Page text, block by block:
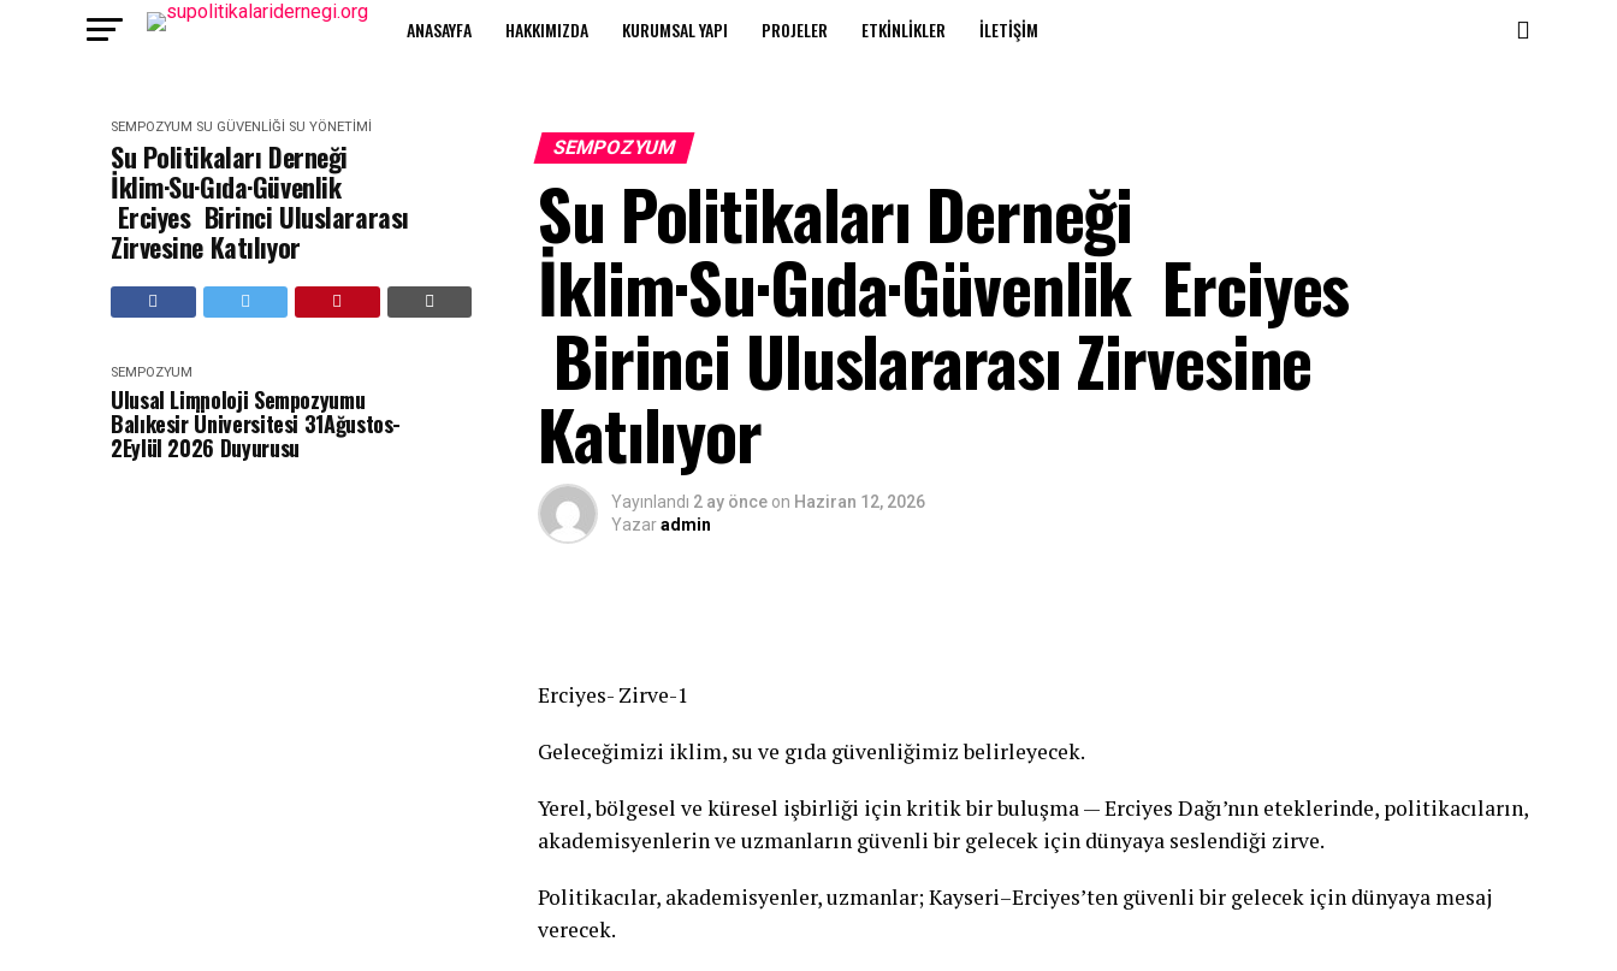
ANASAYFA HAKKIMIZDA KURUMSAL YAPI PROJELER ETKINLIKLER İLETIŞIM
SEMPOZYUM SU GÜVENLIĞI SU YÖNETIMI
Su Politikaları Derneği
İklim·Su·Gıda·Güvenlik
Erciyes Birinci Uluslararası
Zirvesine Katılıyor
SEMPOZYUM
Ulusal Limnoloji Sempozyumu
Balıkesir Üniversitesi 31Ağustos-
2Eylül 2026 Duyurusu
SEMPOZYUM
Su Politikaları Derneği
İklim·Su·Gıda·Güvenlik Erciyes
Birinci Uluslararası Zirvesine
Katılıyor
Yayınlandı 2 ay önce on Haziran 12, 2026
Yazaradmin
Erciyes- Zirve-1
Geleceğimizi iklim, su ve gıda güvenliğimiz belirleyecek.
Yerel, bölgesel ve küresel işbirliği için kritik bir buluşma — Erciyes Dağı’nın eteklerinde, politikacıların,
akademisyenlerin ve uzmanların güvenli bir gelecek için dünyaya seslendiği zirve.
Politikacılar, akademisyenler, uzmanlar; Kayseri–Erciyes’ten güvenli bir gelecek için dünyaya mesaj
verecek.